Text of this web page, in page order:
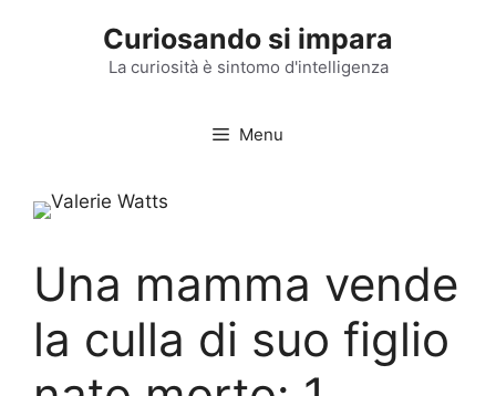
Curiosando si impara
La curiosità è sintomo d'intelligenza
Menu
Una mamma vende
la culla di suo figlio